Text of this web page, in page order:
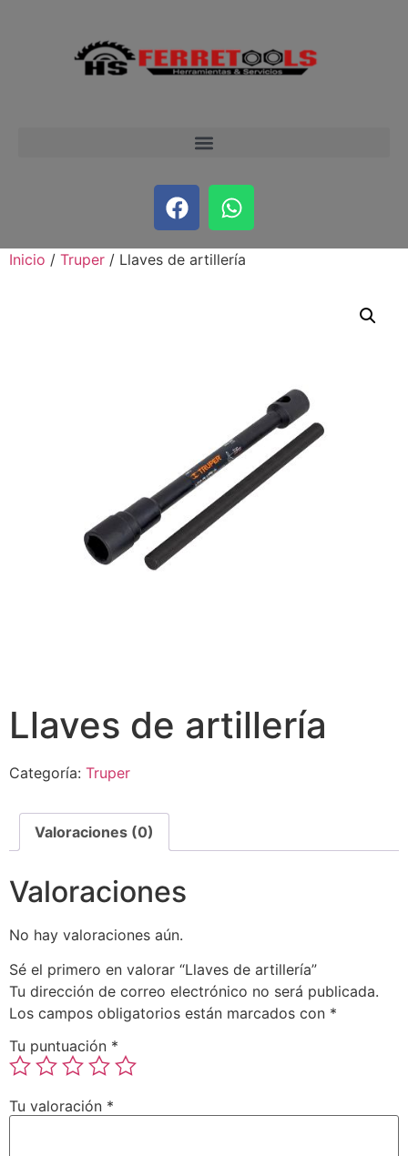
Inicio / Truper / Llaves de artillería
Llaves de artillería
Categoría: Truper
Valoraciones (0)
Valoraciones
No hay valoraciones aún.
Sé el primero en valorar “Llaves de artillería”
Tu dirección de correo electrónico no será publicada.
Los campos obligatorios están marcados con *
Tu puntuación *
Tu valoración *